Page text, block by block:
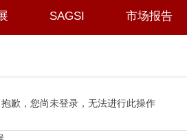
SAGSI 市场报告
抱歉，您尚未登录，无法进行此操作